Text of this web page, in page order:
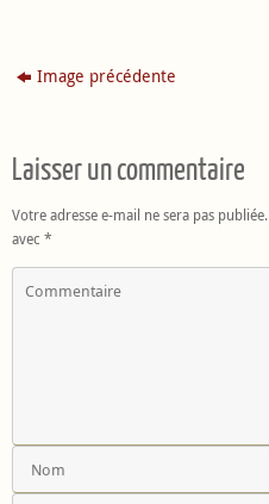
Image précédente
Laisser un commentaire
Votre adresse e-mail ne sera pas publiée.
avec *